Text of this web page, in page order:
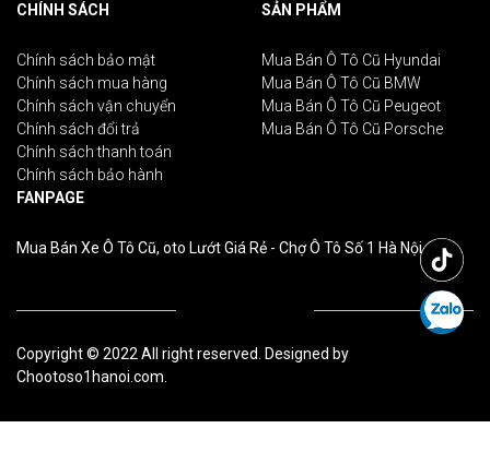
CHÍNH SÁCH
Chính sách bảo mật
Chính sách mua hàng
Chính sách vận chuyển
Chính sách đổi trả
Chính sách thanh toán
Chính sách bảo hành
SẢN PHẨM
Mua Bán Ô Tô Cũ Hyundai
Mua Bán Ô Tô Cũ BMW
Mua Bán Ô Tô Cũ Peugeot
Mua Bán Ô Tô Cũ Porsche
FANPAGE
Mua Bán Xe Ô Tô Cũ, oto Lướt Giá Rẻ - Chợ Ô Tô Số 1 Hà Nội
Copyright © 2022 All right reserved. Designed by
Chootoso1hanoi.com.